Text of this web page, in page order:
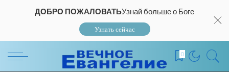
ДОБРО ПОЖАЛОВАТЬУзнай больше о Боге
Узнать сейчас
0